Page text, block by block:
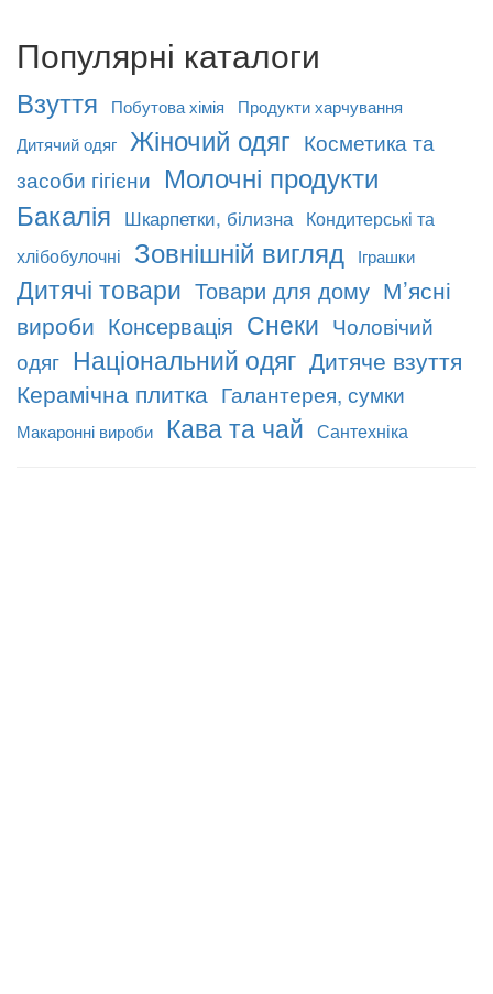
Популярні каталоги
Взуття Побутова хімія
Продукти харчування
Дитячий одяг Жіночий одяг Косметика та
засоби гігієни Молочні продукти
Бакалія Шкарпетки, білизна Кондитерські та
хлібобулочні
Зовнішній вигляд Іграшки
Дитячі товари Товари для дому М’ясні
вироби Консервація Снеки Чоловічий
одяг Національний одяг Дитяче взуття
Керамічна плитка Галантерея, сумки
Макаронні вироби Кава та чай Сантехніка